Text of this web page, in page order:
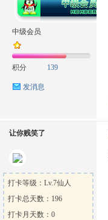
中级会员
积分 139
发消息
让你贱笑了
打卡等级：Lv.7仙人
打卡总天数：196
打卡月天数：0